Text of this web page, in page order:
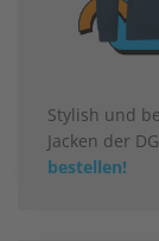
Stylish und
Jacken der
bestellen!